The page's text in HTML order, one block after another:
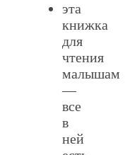
эта
книжка
для
чтения
малышам
—
все
в
ней